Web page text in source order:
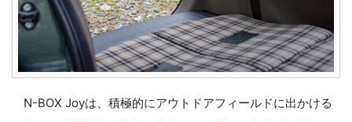
N-BOX Joyは、積極的にアウトドアフィールドに出かける